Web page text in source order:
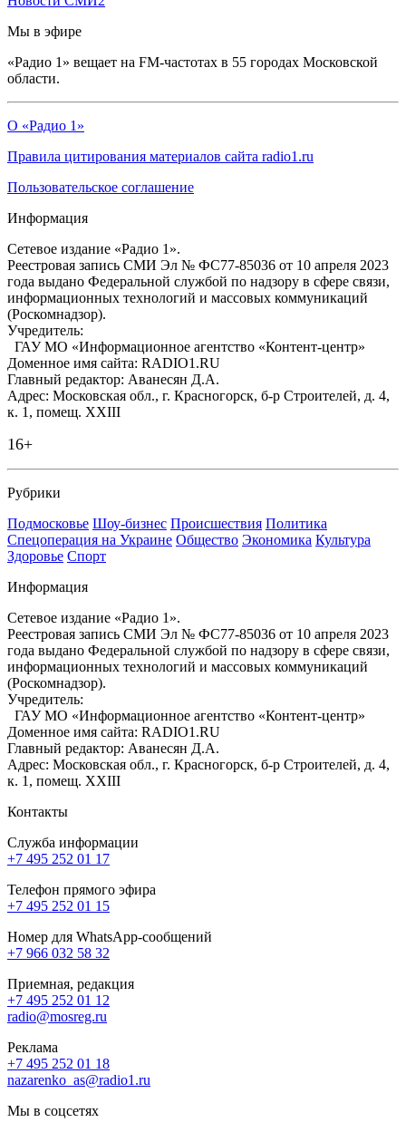
Мы в эфире
«Радио 1» вещает на FM-частотах в 55 городах Московской
области.
О «Радио 1»
Правила цитирования материалов сайта radio1.ru
Пользовательское соглашение
Информация
Сетевое издание «Радио 1».
Реестровая запись СМИ Эл № ФС77-85036 от 10 апреля 2023
года выдано Федеральной службой по надзору в сфере связи,
информационных технологий и массовых коммуникаций
(Роскомнадзор).
Учредитель:
ГАУ МО «Информационное агентство «Контент-центр»
Доменное имя сайта: RADIO1.RU
Главный редактор: Аванесян Д.А.
Адрес: Московская обл., г. Красногорск, б-р Строителей, д. 4,
к. 1, помещ. XXIII
16+
Рубрики
Подмосковье Шоу-бизнес Происшествия Политика
Спецоперация на Украине Общество Экономика Культура
Здоровье Спорт
Информация
Сетевое издание «Радио 1».
Реестровая запись СМИ Эл № ФС77-85036 от 10 апреля 2023
года выдано Федеральной службой по надзору в сфере связи,
информационных технологий и массовых коммуникаций
(Роскомнадзор).
Учредитель:
ГАУ МО «Информационное агентство «Контент-центр»
Доменное имя сайта: RADIO1.RU
Главный редактор: Аванесян Д.А.
Адрес: Московская обл., г. Красногорск, б-р Строителей, д. 4,
к. 1, помещ. XXIII
Контакты
Служба информации
+7 495 252 01 17
Телефон прямого эфира
+7 495 252 01 15
Номер для WhatsApp-сообщений
+7 966 032 58 32
Приемная, редакция
+7 495 252 01 12
radio@mosreg.ru
Реклама
+7 495 252 01 18
nazarenko_as@radio1.ru
Мы в соцсетях